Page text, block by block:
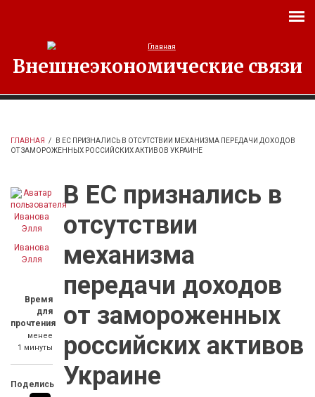
Внешнеэкономические связи
ГЛАВНАЯ /
В ЕС ПРИЗНАЛИСЬ В ОТСУТСТВИИ МЕХАНИЗМА ПЕРЕДАЧИ ДОХОДОВ
ОТ ЗАМОРОЖЕННЫХ РОССИЙСКИХ АКТИВОВ УКРАИНЕ
Иванова
Элля
Время
для
прочтения
менее
1 минуты
Поделись
В ЕС признались в
отсутствии
механизма
передачи доходов
от замороженных
российских активов
Украине